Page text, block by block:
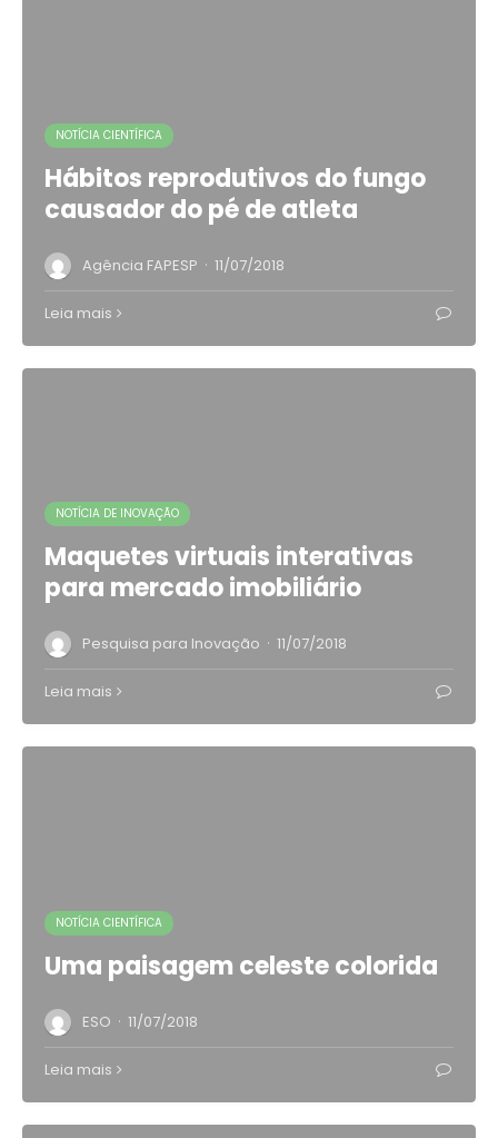
NOTÍCIA CIENTÍFICA
Hábitos reprodutivos do fungo
causador do pé de atleta
Agência FAPESP · 11/07/2018
Leia mais
NOTÍCIA DE INOVAÇÃO
Maquetes virtuais interativas
para mercado imobiliário
Pesquisa para Inovação · 11/07/2018
Leia mais
NOTÍCIA CIENTÍFICA
Uma paisagem celeste colorida
ESO · 11/07/2018
Leia mais